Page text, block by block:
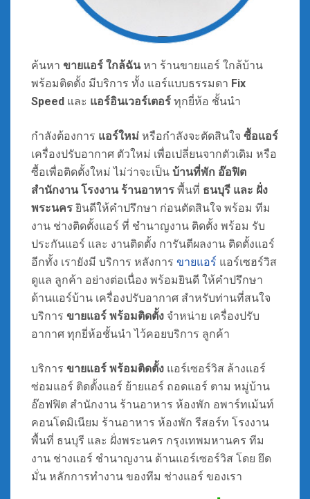
ค้นหา ขายแอร์ ใกล้ฉันหา ร้านขายแอร์ ใกล้บ้าน
พร้อมติดตั้ง มีบริการ ทั้ง แอร์แบบธรรมดา Fix
Speed และ แอร์อินเวอร์เตอร์ ทุกยี่ห้อ ชั้นนำ
กำลังต้องการ แอร์ใหม่ หรือกำลังจะตัดสินใจ ซื้อแอร์
เครื่องปรับอากาศ ตัวใหม่ เพื่อเปลี่ยนจากตัวเดิม หรือ
ซื้อเพื่อติดตั้งใหม่ ไม่ว่าจะเป็น บ้านที่พัก อ๊อฟิต
สำนักงาน โรงงาน ร้านอาหาร พื้นที่ ธนบุรี และ ฝั่ง
พระนคร ยินดีให้คำปรึกษา ก่อนตัดสินใจ พร้อม ทีม
งาน ช่างติดตั้งแอร์ ที่ ชำนาญงาน ติดตั้ง พร้อม รับ
ประกันแอร์ และ งานติดตั้ง การันตีผลงาน ติดตั้งแอร์
อีกทั้ง เรายังมี บริการ หลังการ ขายแอร์ แอร์เซฮร์วิส
ดูแล ลูกค้า อย่างต่อเนื่อง พร้อมยินดี ให้คำปรึกษา
ด้านแอร์บ้าน เครื่องปรับอากาศ สำหรับท่านที่สนใจ
บริการ ขายแอร์ พร้อมติดตั้ง จำหน่าย เครื่องปรับ
อากาศ ทุกยี่ห้อชั้นนำ ไว้คอยบริการ ลูกค้า
บริการ ขายแอร์ พร้อมติดตั้ง แอร์เซอร์วิส ล้างแอร์
ซ่อมแอร์ ติดตั้งแอร์ ย้ายแอร์ ถอดแอร์ ตาม หมู่บ้าน
อ๊อฟฟิต สำนักงาน ร้านอาหาร ห้องพัก อพาร์ทเม้นท์
คอนโดมิเนียม ร้านอาหาร ห้องพัก รีสอร์ท โรงงาน
พื้นที่ ธนบุรี และ ฝั่งพระนคร กรุงเทพมหานคร ทีม
งาน ช่างแอร์ ชำนาญงาน ด้านแอร์เซอร์วิส โดย ยึด
มั่น หลักการทำงาน ของทีม ช่างแอร์ ของเรา